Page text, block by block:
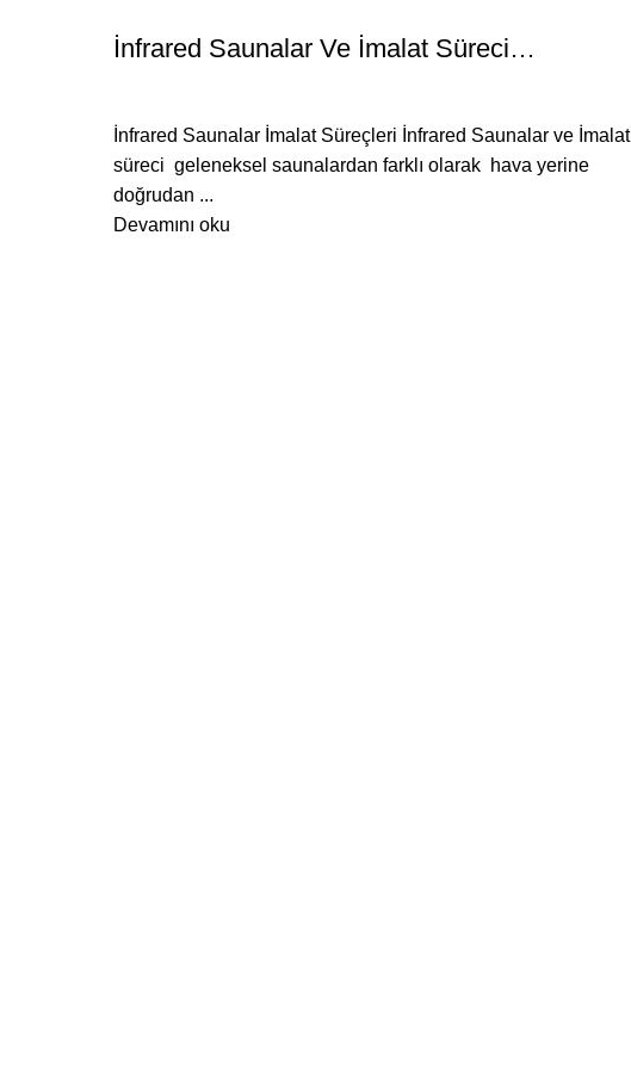
İnfrared Saunalar Ve İmalat Süreci…
İnfrared Saunalar İmalat Süreçleri İnfrared Saunalar ve İmalat
süreci geleneksel saunalardan farklı olarak hava yerine
doğrudan ...
Devamını oku